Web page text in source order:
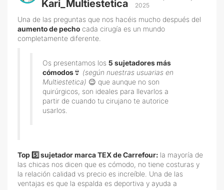
Kari_Multiestetica
2025
Una de las preguntas que nos hacéis mucho después del
aumento de pecho cada cirugía es un mundo
completamente diferente.
Os presentamos los 5 sujetadores más
cómodos👙 (según nuestras usuarias en
Multiestetica) 😉 que aunque no son
quirúrgicos, son ideales para llevarlos a
partir de cuando tu cirujano te autorice
usarlos.
Top 5️⃣ sujetador marca TEX de Carrefour: la mayoría de
las chicas nos dicen que es cómodo, no tiene costuras y
la relación calidad vs precio es increíble. Una de las
ventajas es que la espalda es deportiva y ayuda a